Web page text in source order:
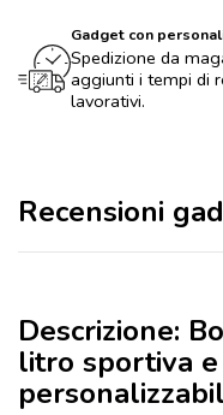
Gadget con
Spedizione da
aggiunti i tempi di
lavorativi.
Recensioni
Descrizione:
litro sportiva